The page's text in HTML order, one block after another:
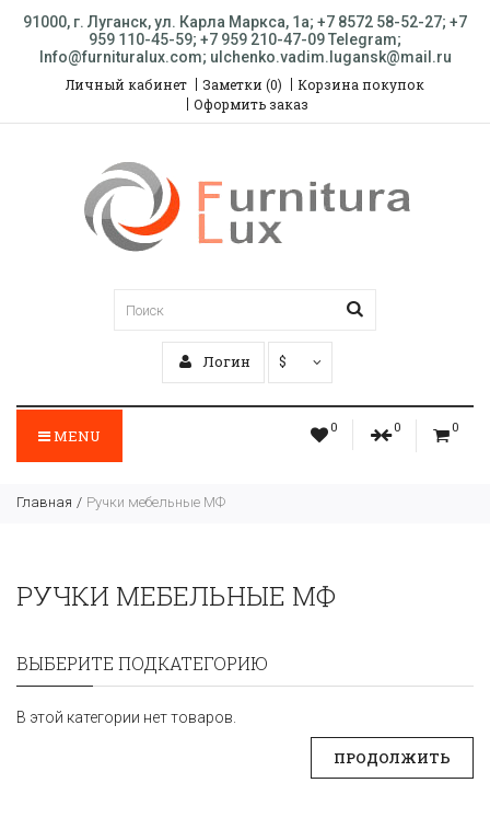
91000, г. Луганск, ул. Карла Маркса, 1а; +7 8572 58-52-27; +7
959 110-45-59; +7 959 210-47-09 Telegram;
Info@furnituralux.com; ulchenko.vadim.lugansk@mail.ru
Личный кабинет
Заметки (0)
Корзина покупок
Оформить заказ
Логин $
0 0 0
MENU
Главная Ручки мебельные МФ
РУЧКИ МЕБЕЛЬНЫЕ МФ
ВЫБЕРИТЕ ПОДКАТЕГОРИЮ
В этой категории нет товаров.
ПРОДОЛЖИТЬ